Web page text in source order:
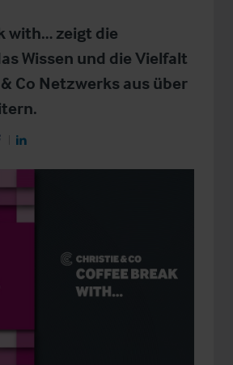
with… zeigt die
Wissen und die Vielfalt
Co Netzwerks aus über
on Facebook
Share on LinkedIn